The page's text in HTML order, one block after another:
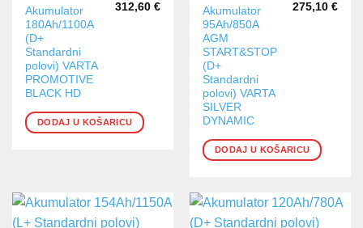
Akumulator
180Ah/1100A
(D+
Standardni
polovi) VARTA
PROMOTIVE
BLACK HD
312,60 €
DODAJ U KOŠARICU
Akumulator
95Ah/850A
AGM
START&STOP
(D+
Standardni
polovi) VARTA
SILVER
DYNAMIC
275,10 €
DODAJ U KOŠARICU